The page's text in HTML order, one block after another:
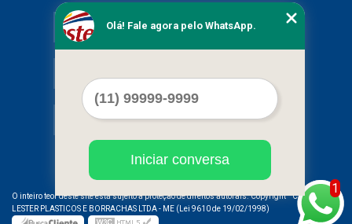
Serviços
Mapa do site
O inteiro teor deste site está sujeito à proteção de direitos autorais. Copyright COMERCIAL
LESTER PLASTICOS E BORRACHAS LTDA - ME (Lei 9610 de 19/02/1998)
1
Olá! Fale agora pelo WhatsApp.
Iniciar conversa